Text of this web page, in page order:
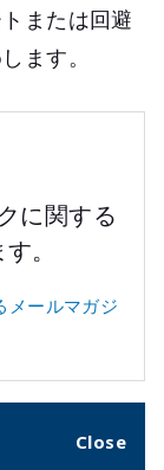
または回避
ます。
に関する
。
メールマガジ